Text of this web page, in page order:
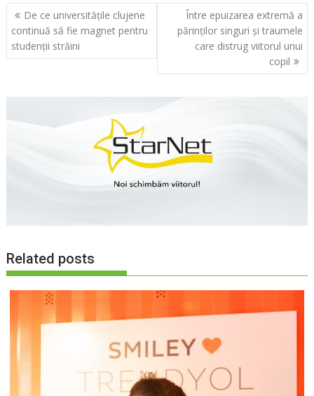
Navigare
în
articole
De ce universitățile clujene
continuă să fie magnet pentru
studenții străini
Între epuizarea extremă a
părinților singuri și traumele
care distrug viitorul unui
copil
Related posts